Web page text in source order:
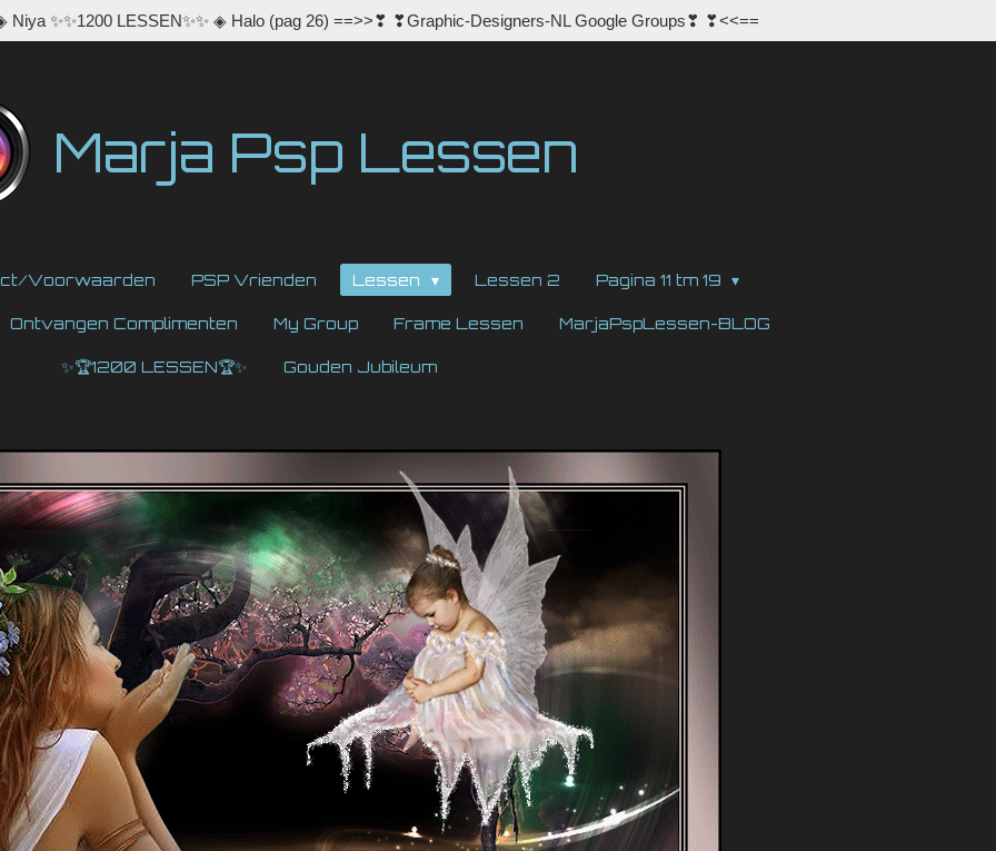
✨✨1200 LESSEN✨✨ ◈ Halo (pag 26) ==>>❣ ❣Graphic-Designers-NL Google Groups❣ ❣<<==
Marja Psp Lessen
Voorwaarden PSP Vrienden Lessen Lessen 2 Pagina 11 tm 19
Ontvangen Complimenten My Group Frame Lessen MarjaPspLessen-BLOG
✨🏆1200 LESSEN🏆✨ Gouden Jubileum